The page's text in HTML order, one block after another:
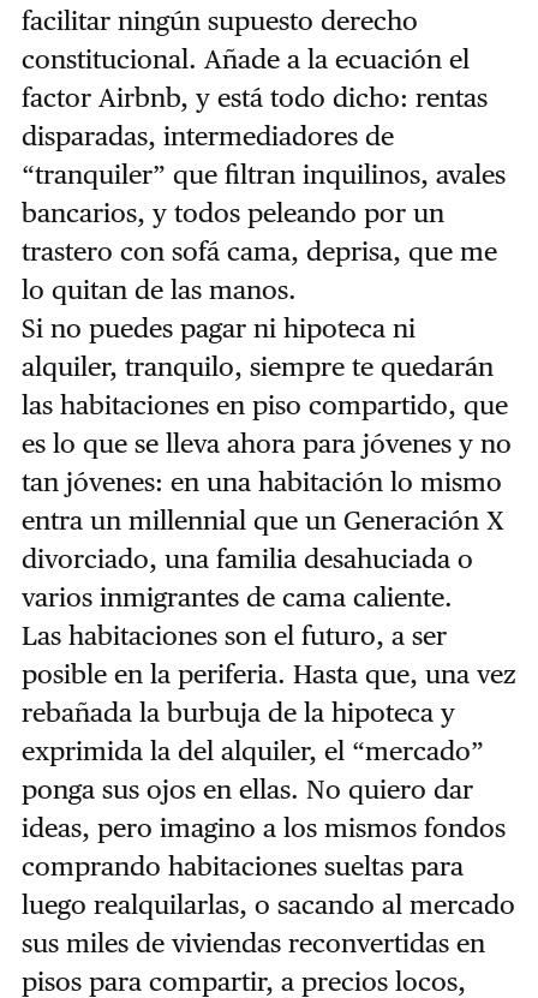
facilitar ningún supuesto derecho
constitucional. Añade a la ecuación el
factor Airbnb, y está todo dicho: rentas
disparadas, intermediadores de
“tranquiler” que filtran inquilinos, avales
bancarios, y todos peleando por un
trastero con sofá cama, deprisa, que me
lo quitan de las manos.
Si no puedes pagar ni hipoteca ni
alquiler, tranquilo, siempre te quedarán
las habitaciones en piso compartido, que
es lo que se lleva ahora para jóvenes y no
tan jóvenes: en una habitación lo mismo
entra un millennial que un Generación X
divorciado, una familia desahuciada o
varios inmigrantes de cama caliente.
Las habitaciones son el futuro, a ser
posible en la periferia. Hasta que, una vez
rebañada la burbuja de la hipoteca y
exprimida la del alquiler, el “mercado”
ponga sus ojos en ellas. No quiero dar
ideas, pero imagino a los mismos fondos
comprando habitaciones sueltas para
luego realquilarlas, o sacando al mercado
sus miles de viviendas reconvertidas en
pisos para compartir, a precios locos,